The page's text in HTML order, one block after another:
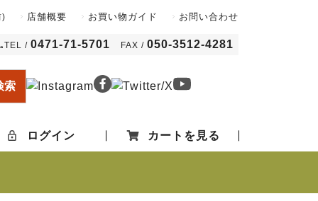
) 店舗概要 お買い物ガイド お問い合わせ
TEL / 0471-71-5701 FAX / 050-3512-4281
索
ログイン カートを見る